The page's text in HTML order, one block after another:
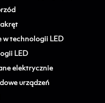
w technologii LED
LED
elektrycznie
urządzeń